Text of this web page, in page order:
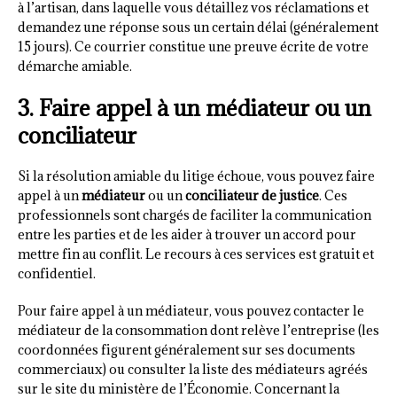
à l’artisan, dans laquelle vous détaillez vos réclamations et
demandez une réponse sous un certain délai (généralement
15 jours). Ce courrier constitue une preuve écrite de votre
démarche amiable.
3. Faire appel à un médiateur ou un
conciliateur
Si la résolution amiable du litige échoue, vous pouvez faire
appel à unmédiateurou unconciliateur de justice. Ces
professionnels sont chargés de faciliter la communication
entre les parties et de les aider à trouver un accord pour
mettre fin au conflit. Le recours à ces services est gratuit et
confidentiel.
Pour faire appel à un médiateur, vous pouvez contacter le
médiateur de la consommation dont relève l’entreprise (les
coordonnées figurent généralement sur ses documents
commerciaux) ou consulter la liste des médiateurs agréés
sur le site du ministère de l’Économie. Concernant la